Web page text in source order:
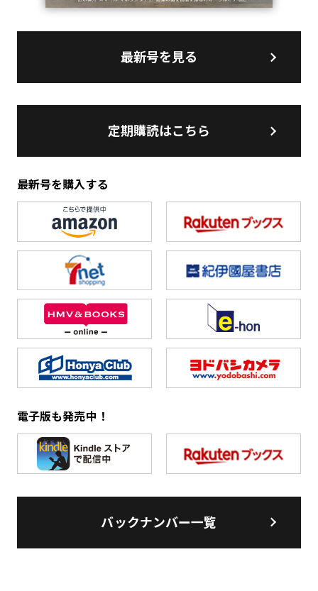
最新号を見る
定期購読はこちら
最新号を購入する
電子版も発売中！
バックナンバー一覧